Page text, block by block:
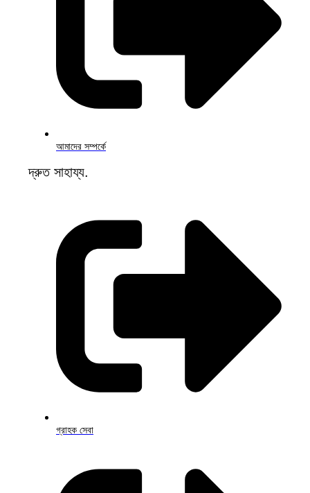
আমাদের সম্পর্কে
দ্রুত সাহায্য.
গ্রাহক সেবা